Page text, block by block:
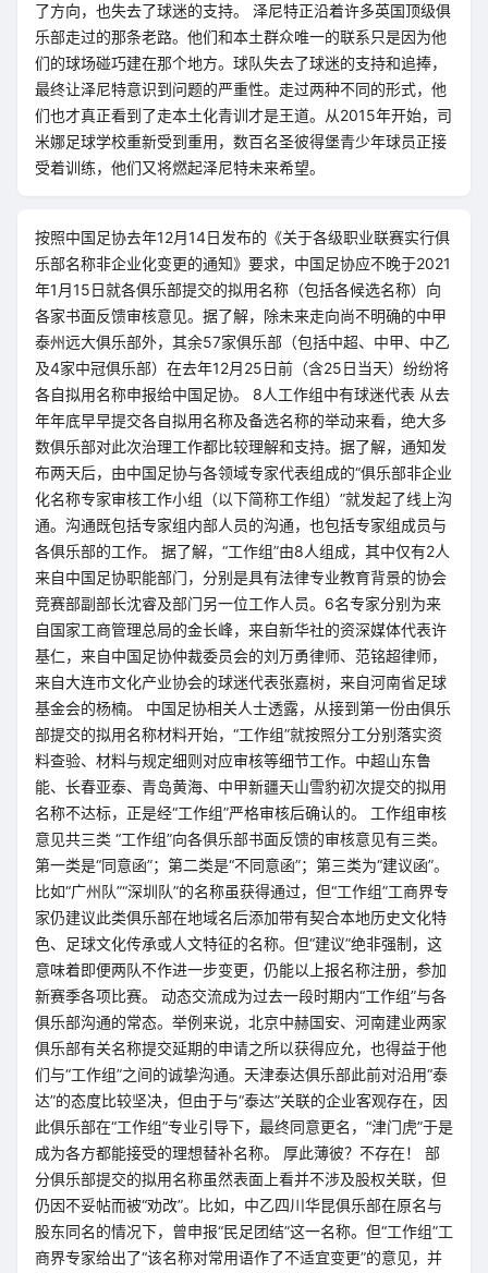
了方向，也失去了球迷的支持。 泽尼特正沿着许多英国顶级俱
乐部走过的那条老路。他们和本土群众唯一的联系只是因为他
们的球场碰巧建在那个地方。球队失去了球迷的支持和追捧，
最终让泽尼特意识到问题的严重性。走过两种不同的形式，他
们也才真正看到了走本土化青训才是王道。从2015年开始，司
米娜足球学校重新受到重用，数百名圣彼得堡青少年球员正接
受着训练，他们又将燃起泽尼特未来希望。
按照中国足协去年12月14日发布的《关于各级职业联赛实行俱
乐部名称非企业化变更的通知》要求，中国足协应不晚于2021
年1月15日就各俱乐部提交的拟用名称（包括各候选名称）向
各家书面反馈审核意见。据了解，除未来走向尚不明确的中甲
泰州远大俱乐部外，其余57家俱乐部（包括中超、中甲、中乙
及4家中冠俱乐部）在去年12月25日前（含25日当天）纷纷将
各自拟用名称申报给中国足协。 8人工作组中有球迷代表 从去
年年底早早提交各自拟用名称及备选名称的举动来看，绝大多
数俱乐部对此次治理工作都比较理解和支持。据了解，通知发
布两天后，由中国足协与各领域专家代表组成的“俱乐部非企业
化名称专家审核工作小组（以下简称工作组）”就发起了线上沟
通。沟通既包括专家组内部人员的沟通，也包括专家组成员与
各俱乐部的工作。 据了解，“工作组”由8人组成，其中仅有2人
来自中国足协职能部门，分别是具有法律专业教育背景的协会
竞赛部副部长沈睿及部门另一位工作人员。6名专家分别为来
自国家工商管理总局的金长峰，来自新华社的资深媒体代表许
基仁，来自中国足协仲裁委员会的刘万勇律师、范铭超律师，
来自大连市文化产业协会的球迷代表张嘉树，来自河南省足球
基金会的杨楠。 中国足协相关人士透露，从接到第一份由俱乐
部提交的拟用名称材料开始，“工作组”就按照分工分别落实资
料查验、材料与规定细则对应审核等细节工作。中超山东鲁
能、长春亚泰、青岛黄海、中甲新疆天山雪豹初次提交的拟用
名称不达标，正是经“工作组”严格审核后确认的。 工作组审核
意见共三类 “工作组”向各俱乐部书面反馈的审核意见有三类。
第一类是“同意函”；第二类是“不同意函”；第三类为“建议函”。
比如“广州队”“深圳队”的名称虽获得通过，但“工作组”工商界专
家仍建议此类俱乐部在地域名后添加带有契合本地历史文化特
色、足球文化传承或人文特征的名称。但“建议”绝非强制，这
意味着即便两队不作进一步变更，仍能以上报名称注册，参加
新赛季各项比赛。 动态交流成为过去一段时期内“工作组”与各
俱乐部沟通的常态。举例来说，北京中赫国安、河南建业两家
俱乐部有关名称提交延期的申请之所以获得应允，也得益于他
们与“工作组”之间的诚挚沟通。天津泰达俱乐部此前对沿用“泰
达”的态度比较坚决，但由于与“泰达”关联的企业客观存在，因
此俱乐部在“工作组”专业引导下，最终同意更名，“津门虎”于是
成为各方都能接受的理想替补名称。 厚此薄彼？不存在！ 部
分俱乐部提交的拟用名称虽然表面上看并不涉及股权关联，但
仍因不妥帖而被“劝改”。比如，中乙四川华昆俱乐部在原名与
股东同名的情况下，曾申报“民足团结”这一名称。但“工作组”工
商界专家给出了“该名称对常用语作了不适宜变更”的意见，并